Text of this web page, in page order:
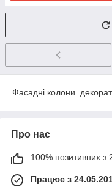
Фасадні колони
Про нас
100% позитивних з
Працює з